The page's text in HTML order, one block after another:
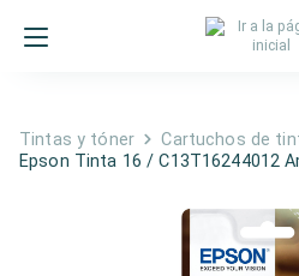
Tintas y tóner
Cartuchos de
Epson Tinta 16 / C13T16244012